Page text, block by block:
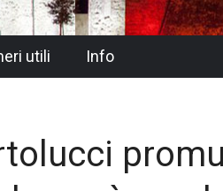
utili Info